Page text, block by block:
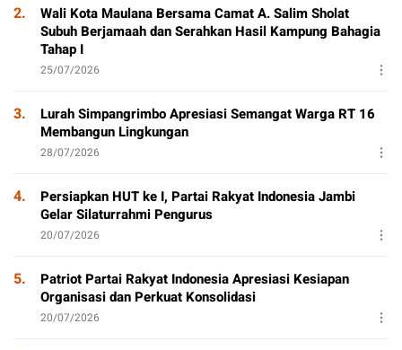
2.
Wali Kota Maulana Bersama Camat A. Salim Sholat
Subuh Berjamaah dan Serahkan Hasil Kampung Bahagia
Tahap I
25/07/2026
3.
Lurah Simpangrimbo Apresiasi Semangat Warga RT 16
Membangun Lingkungan
28/07/2026
4.
Persiapkan HUT ke I, Partai Rakyat Indonesia Jambi
Gelar Silaturrahmi Pengurus
20/07/2026
5.
Patriot Partai Rakyat Indonesia Apresiasi Kesiapan
Organisasi dan Perkuat Konsolidasi
20/07/2026